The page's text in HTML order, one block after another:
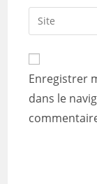
comment
email
address
Saisir
l’URL
votre
site
(facultatif)
Enregistrer
dans le